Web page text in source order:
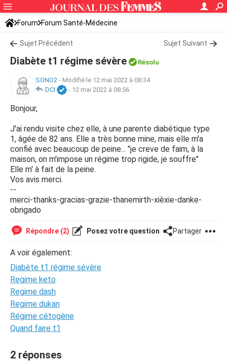
Forum Forum Santé-Médecine
Symptômes et maladies courantes
Sujet Précédent Sujet Suivant
Diabète t1 régime sévère Résolu
SONO2 - Modifié le 12 mai 2022 à 08:34
DCI
- 12 mai 2022 à 08:56
Bonjour,
J'ai rendu visite chez elle, à une parente diabétique type
1, âgée de 82 ans. Elle a très bonne mine, mais elle m'a
confié avec beaucoup de peine... "je creve de faim, à la
maison, on m'impose un régime trop rigide, je souffre"
Elle m' à fait de la peine.
Vos avis merci.
--
merci-thanks-gracias-grazie-thanemirth-xièxie-danke-
obrigado
Répondre (2) Posez votre question Partager
A voir également:
Diabète t1 régime sévère
Regime keto
Regime dash
Regime dukan
Régime cétogène
Quand faire t1
2 réponses